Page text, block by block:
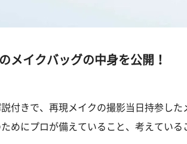
メイクバッグの中身を公開！
付きで、再現メイクの撮影当日持参し
ためにプロが備えていること、考えている